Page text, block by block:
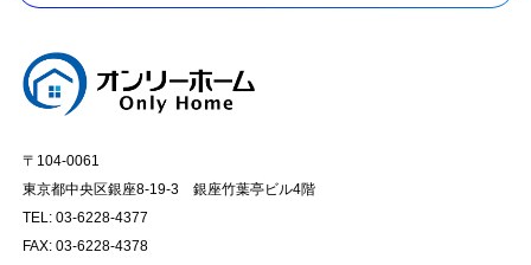
〒104-0061
東京都中央区銀座8-19-3 銀座竹葉亭ビル4階
TEL: 03-6228-4377
FAX: 03-6228-4378